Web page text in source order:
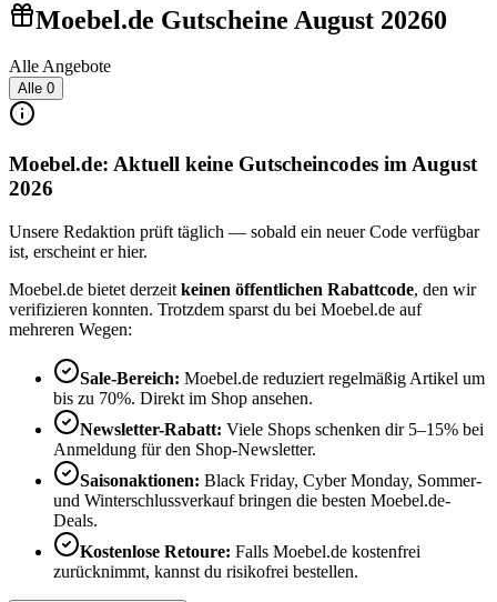
Moebel.de Gutscheine August 20260
Alle Angebote
Alle 0
Moebel.de: Aktuell keine Gutscheincodes im August
2026
Unsere Redaktion prüft täglich — sobald ein neuer Code verfügbar
ist, erscheint er hier.
Moebel.de bietet derzeit keinen öffentlichen Rabattcode, den wir
verifizieren konnten. Trotzdem sparst du bei Moebel.de auf
mehreren Wegen:
Sale-Bereich: Moebel.de reduziert regelmäßig Artikel um
bis zu 70%. Direkt im Shop ansehen.
Newsletter-Rabatt: Viele Shops schenken dir 5–15% bei
Anmeldung für den Shop-Newsletter.
Saisonaktionen: Black Friday, Cyber Monday, Sommer-
und Winterschlussverkauf bringen die besten Moebel.de-
Deals.
Kostenlose Retoure: Falls Moebel.de kostenfrei
zurücknimmt, kannst du risikofrei bestellen.